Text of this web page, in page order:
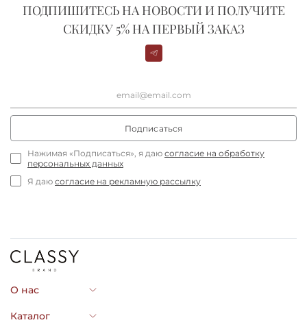
ПОДПИШИТЕСЬ НА НОВОСТИ И ПОЛУЧИТЕ
СКИДКУ 5% НА ПЕРВЫЙ ЗАКАЗ
Подписаться
Нажимая «Подписаться», я даю согласие на обработку
персональных данных
Я даю согласие на рекламную рассылку
О нас
Каталог